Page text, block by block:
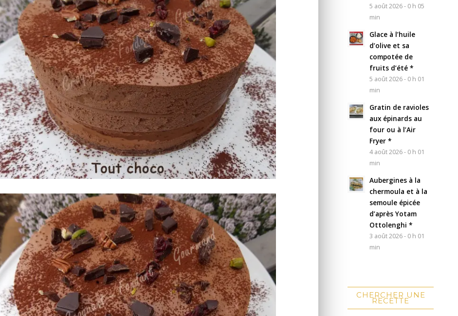
5 août 2026 - 0 h 05
min
Glace à l’huile
d’olive et sa
compotée de
fruits d’été *
5 août 2026 - 0 h 01
min
Gratin de ravioles
aux épinards au
four ou à l’Air
Fryer *
4 août 2026 - 0 h 01
min
Aubergines à la
chermoula et à la
semoule épicée
d’après Yotam
Ottolenghi *
3 août 2026 - 0 h 01
min
CHERCHER UNE
RECETTE